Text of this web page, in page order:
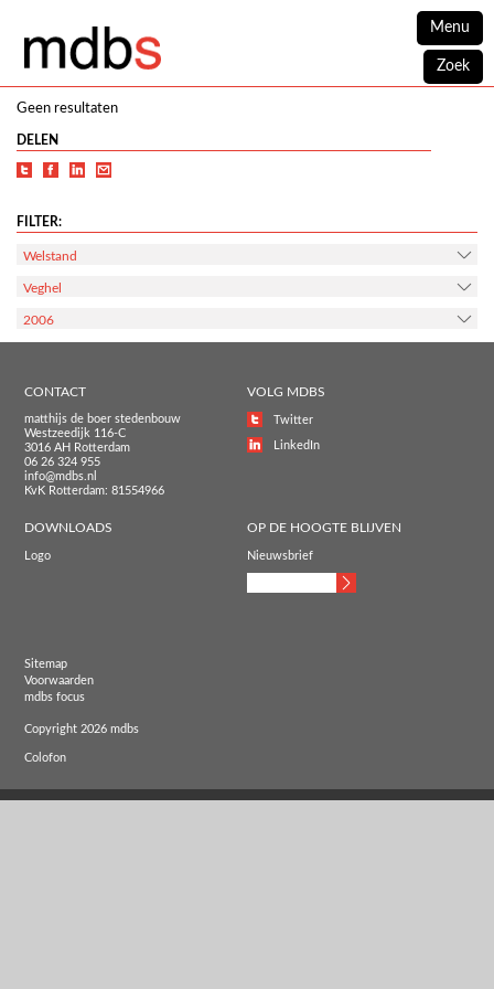
Menu
Zoek
Geen resultaten
DELEN
FILTER:
Welstand
Veghel
2006
CONTACT
matthijs de boer stedenbouw
Westzeedijk 116-C
3016 AH Rotterdam
06 26 324 955
info@mdbs.nl
KvK Rotterdam: 81554966
VOLG MDBS
Twitter
LinkedIn
DOWNLOADS
Logo
OP DE HOOGTE BLIJVEN
Nieuwsbrief
Sitemap
Voorwaarden
mdbs focus
Copyright 2026 mdbs
Colofon